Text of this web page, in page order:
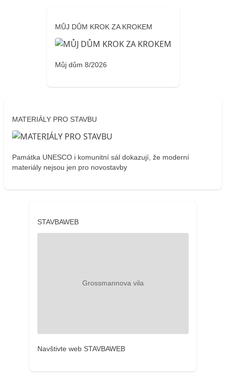
MŮJ DŮM KROK ZA KROKEM
Můj dům 8/2026
MATERIÁLY PRO STAVBU
Památka UNESCO i komunitní sál dokazují, že moderní
materiály nejsou jen pro novostavby
STAVBAWEB
Navštivte web STAVBAWEB